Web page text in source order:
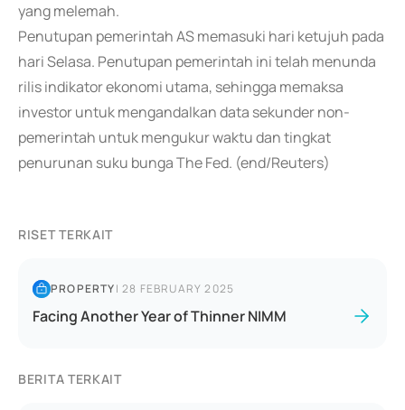
yang melemah.
Penutupan pemerintah AS memasuki hari ketujuh pada
hari Selasa. Penutupan pemerintah ini telah menunda
rilis indikator ekonomi utama, sehingga memaksa
investor untuk mengandalkan data sekunder non-
pemerintah untuk mengukur waktu dan tingkat
penurunan suku bunga The Fed. (end/Reuters)
RISET TERKAIT
PROPERTY|28 FEBRUARY 2025
Facing Another Year of Thinner NIMM
BERITA TERKAIT